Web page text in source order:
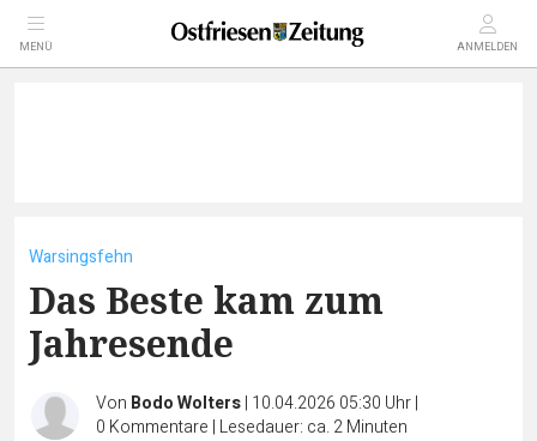
MENÜ ANMELDEN
Warsingsfehn
Das Beste kam zum
Jahresende
Von Bodo Wolters| 10.04.2026 05:30 Uhr|
0 Kommentare | Lesedauer: ca. 2 Minuten